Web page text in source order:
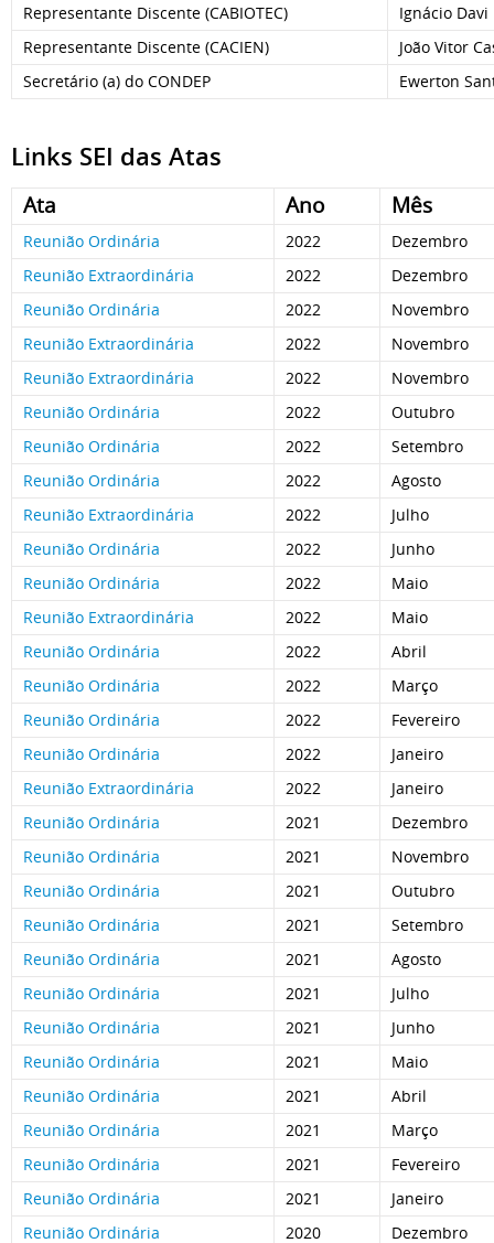
Representante Discente (CABIOTEC)
Ignácio
Representante Discente (CACIEN)
João Vitor
Secretário (a) do CONDEP
Ewerton
Links SEI das Atas
Ata Ano Mês
Reunião Ordinária 2022
Dezembro
Reunião Extraordinária
2022
Dezembro
Reunião Ordinária
2022
Novembro
Reunião Extraordinária
2022
Novembro
Reunião Extraordinária
2022
Novembro
Reunião Ordinária
2022
Outubro
Reunião Ordinária
2022
Setembro
Reunião Ordinária
2022
Agosto
Reunião Extraordinária
2022
Julho
Reunião Ordinária
2022
Junho
Reunião Ordinária
2022
Maio
Reunião Extraordinária
2022
Maio
Reunião Ordinária
2022
Abril
Reunião Ordinária
2022
Março
Reunião Ordinária
2022
Fevereiro
Reunião Ordinária
2022
Janeiro
Reunião Extraordinária
2022
Janeiro
Reunião Ordinária
2021
Dezembro
Reunião Ordinária
2021
Novembro
Reunião Ordinária
2021
Outubro
Reunião Ordinária
2021
Setembro
Reunião Ordinária
2021
Agosto
Reunião Ordinária
2021
Julho
Reunião Ordinária
2021
Junho
Reunião Ordinária
2021
Maio
Reunião Ordinária
2021
Abril
Reunião Ordinária
2021
Março
Reunião Ordinária
2021
Fevereiro
Reunião Ordinária
2021
Janeiro
Reunião Ordinária
2020 Dezembro